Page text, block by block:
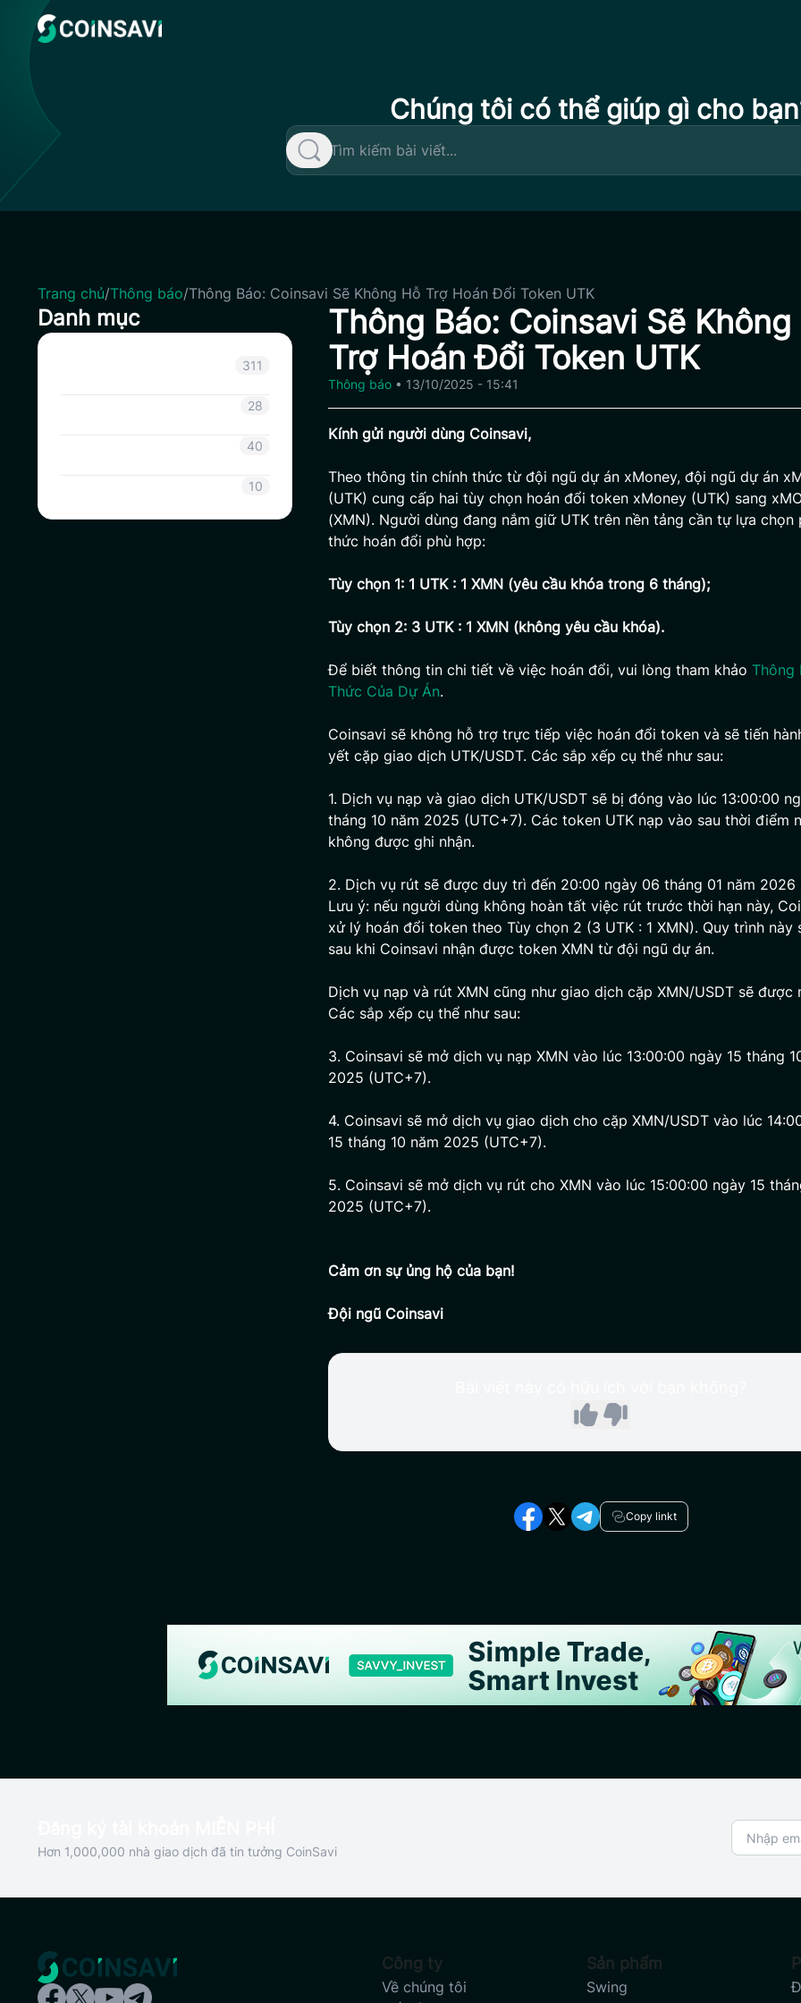
content
Chúng tôi có thể giúp gì cho
Trang chủ/Thông báo/Thông Báo: Coinsavi Sẽ Không Hỗ Trợ Hoán Đổi Token UTK
Danh mục
311
28
40
10
Thông Báo: Coinsavi Sẽ Không
Trợ Hoán Đổi Token UTK
Thông báo • 13/10/2025 - 15:41
Kính gửi người dùng Coinsavi,
Theo thông tin chính thức từ đội ngũ dự án xMoney, đội ngũ dự án
(UTK) cung cấp hai tùy chọn hoán đổi token xMoney (UTK) sang
(XMN). Người dùng đang nắm giữ UTK trên nền tảng cần tự lựa chọn
thức hoán đổi phù hợp:
Tùy chọn 1: 1 UTK : 1 XMN (yêu cầu khóa trong 6 tháng);
Tùy chọn 2: 3 UTK : 1 XMN (không yêu cầu khóa).
Để biết thông tin chi tiết về việc hoán đổi, vui lòng tham khảo Thông
Thức Của Dự Án.
Coinsavi sẽ không hỗ trợ trực tiếp việc hoán đổi token và sẽ tiến
yết cặp giao dịch UTK/USDT. Các sắp xếp cụ thể như sau:
1. Dịch vụ nạp và giao dịch UTK/USDT sẽ bị đóng vào lúc 13:00:00
tháng 10 năm 2025 (UTC+7). Các token UTK nạp vào sau thời điểm
không được ghi nhận.
2. Dịch vụ rút sẽ được duy trì đến 20:00 ngày 06 tháng 01 năm 2026
Lưu ý: nếu người dùng không hoàn tất việc rút trước thời hạn này,
xử lý hoán đổi token theo Tùy chọn 2 (3 UTK : 1 XMN). Quy trình này
sau khi Coinsavi nhận được token XMN từ đội ngũ dự án.
Dịch vụ nạp và rút XMN cũng như giao dịch cặp XMN/USDT sẽ được
Các sắp xếp cụ thể như sau:
3. Coinsavi sẽ mở dịch vụ nạp XMN vào lúc 13:00:00 ngày 15 tháng
2025 (UTC+7).
4. Coinsavi sẽ mở dịch vụ giao dịch cho cặp XMN/USDT vào lúc
15 tháng 10 năm 2025 (UTC+7).
5. Coinsavi sẽ mở dịch vụ rút cho XMN vào lúc 15:00:00 ngày 15
2025 (UTC+7).
Cảm ơn sự ủng hộ của bạn!
Đội ngũ Coinsavi
Copy linkt
Hơn 1,000,000 nhà giao dịch đã tin tưởng CoinSavi
Công ty
Về chúng tôi
Sản phẩm
Swing